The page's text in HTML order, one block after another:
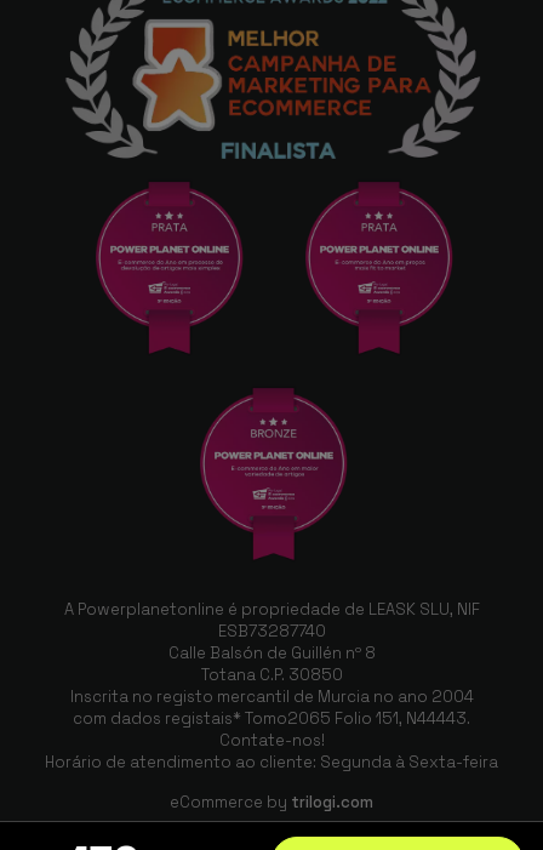
A Powerplanetonline é propriedade de LEASK SLU, NIF
ESB73287740
Calle Balsón de Guillén nº 8
Totana C.P. 30850
Inscrita no registo mercantil de Murcia no ano 2004
com dados registais* Tomo2065 Folio 151, N44443.
Contate-nos!
Horário de atendimento ao cliente: Segunda à Sexta-feira
eCommerce by trilogi.com